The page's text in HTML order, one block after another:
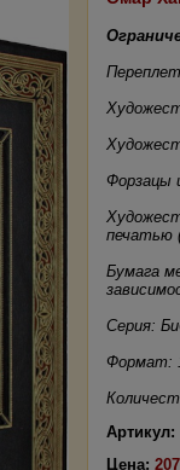
Форзацы
печатью
Бумага
Серия:
Формат:
Артикул:
Цена: